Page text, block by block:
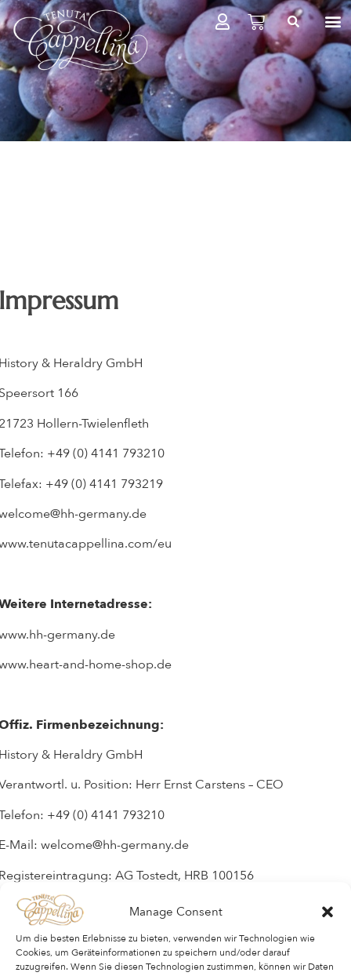
Manage Consent
Um die besten Erlebnisse zu bieten, verwenden wir Technologien wie
Cookies, um Geräteinformationen zu speichern und/oder darauf
zuzugreifen. Wenn Sie diesen Technologien zustimmen, können wir Daten
& Heraldry GmbH
166
Hollern-Twielenfleth
+49 (0) 4141 793210
+49 (0) 4141 793219
germany.de
eu
Internetadresse:
germany.de
and-home-shop.de
Firmenbezeichnung:
& Heraldry GmbH
u. Position: Herr Ernst Carstens – CEO
+49 (0) 4141 793210
Mail: welcome@hh-germany.de
AG Tostedt, HRB 100156
ID: DE 116467968